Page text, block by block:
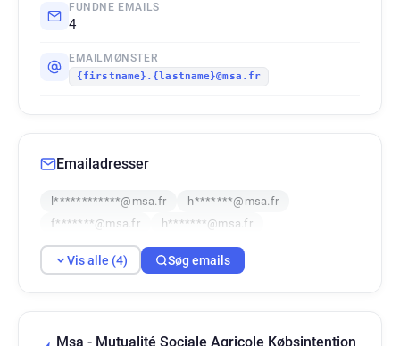
FUNDNE EMAILS
4
EMAILMØNSTER
{firstname}.{lastname}@msa.fr
Emailadresser
l************@msa.fr
h*******@msa.fr
f*******@msa.fr
h*******@msa.fr
Vis alle (4) Søg emails
Msa - Mutualité Sociale Agricole Købsintention